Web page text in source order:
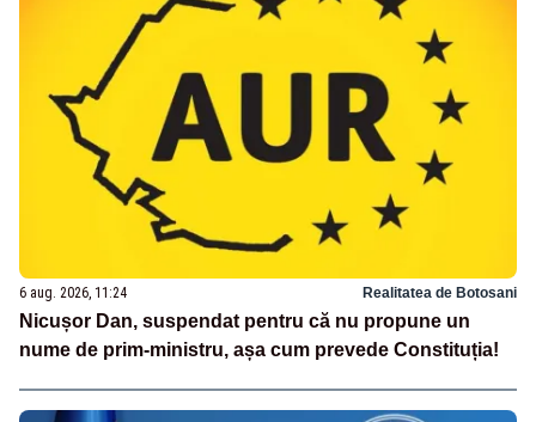
6 aug. 2026, 11:24 Realitatea de Botosani
Nicușor Dan, suspendat pentru că nu propune un
nume de prim-ministru, așa cum prevede Constituția!